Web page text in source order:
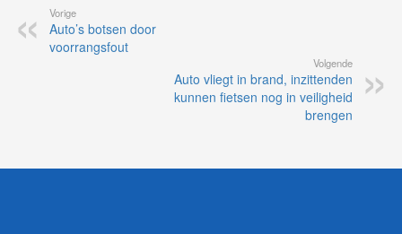
Vorige
Auto’s botsen door
voorrangsfout
Volgende
Auto vliegt in brand, inzittenden
kunnen fietsen nog in veiligheid
brengen